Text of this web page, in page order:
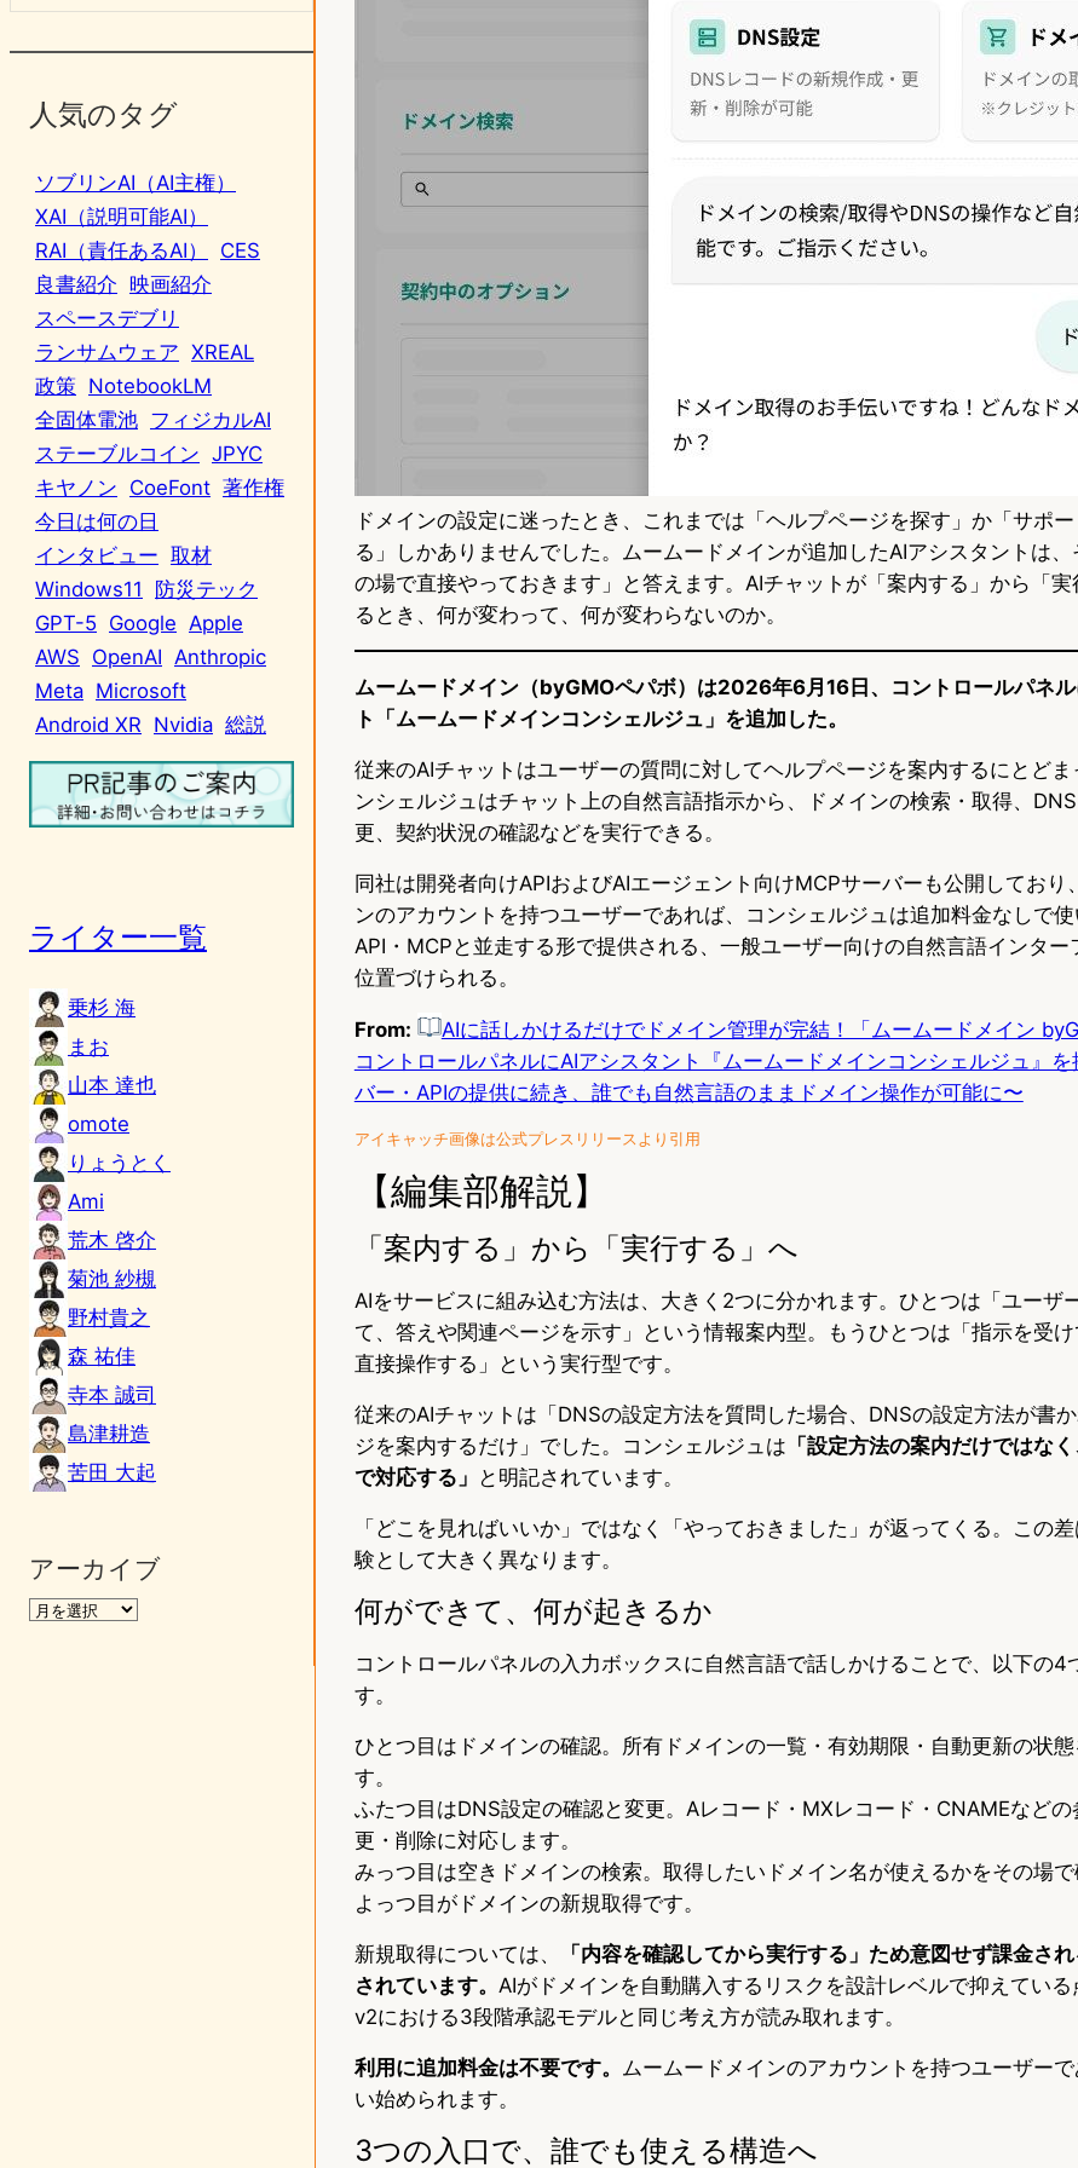
人気のタグ
ソブリンAI（AI主権）
XAI（説明可能AI）
RAI（責任あるAI）
CES
良書紹介 映画紹介
スペースデブリ
ランサムウェア XREAL
政策 NotebookLM
全固体電池 フィジカルAI
ステーブルコイン JPYC
キヤノン CoeFont 著作権
今日は何の日
インタビュー 取材
Windows11
防災テック
GPT-5 Google Apple
AWS OpenAI Anthropic
Meta Microsoft
Android XR Nvidia 総説
ライター一覧
乗杉 海
まお
山本 達也
omote
りょうとく
Ami
荒木 啓介
菊池 紗槻
野村貴之
森 祐佳
寺本 誠司
島津耕造
苦田 大起
アーカイブ
ドメインの設定に迷ったとき、これまでは「ヘルプページを探す」か「サポ
る」しかありませんでした。ムームードメインが追加したAIアシスタントは
の場で直接やっておきます」と答えます。AIチャットが「案内する」から「
るとき、何が変わって、何が変わらないのか。
ムームードメイン（byGMOペパボ）は2026年6月16日、コントロールパネ
ト「ムームードメインコンシェルジュ」を追加した。
従来のAIチャットはユーザーの質問に対してヘルプページを案内するにとどま
ンシェルジュはチャット上の自然言語指示から、ドメインの検索・取得、
更、契約状況の確認などを実行できる。
同社は開発者向けAPIおよびAIエージェント向けMCPサーバーも公開しており
ンのアカウントを持つユーザーであれば、コンシェルジュは追加料金なしで使
API・MCPと並走する形で提供される、一般ユーザー向けの自然言語インター
位置づけられる。
From:
AIに話しかけるだけでドメイン管理が完結！「ムームードメイン
コントロールパネルにAIアシスタント『ムームードメインコンシェルジュ』
バー・APIの提供に続き、誰でも自然言語のままドメイン操作が可能に〜
アイキャッチ画像は公式プレスリリースより引用
【編集部解説】
「案内する」から「実行する」へ
AIをサービスに組み込む方法は、大きく2つに分かれます。ひとつは「ユーザ
て、答えや関連ページを示す」という情報案内型。もうひとつは「指示を受
直接操作する」という実行型です。
従来のAIチャットは「DNSの設定方法を質問した場合、DNSの設定方法が書
ジを案内するだけ」でした。コンシェルジュは 「設定方法の案内だけではな
で対応する」 と明記されています。
「どこを見ればいいか」ではなく「やっておきました」が返ってくる。この
験として大きく異なります。
何ができて、何が起きるか
コントロールパネルの入力ボックスに自然言語で話しかけることで、以下の4
す。
ひとつ目はドメインの確認。所有ドメインの一覧・有効期限・自動更新の状態
す。
ふたつ目はDNS設定の確認と変更。Aレコード・MXレコード・CNAMEなど
更・削除に対応します。
みっつ目は空きドメインの検索。取得したいドメイン名が使えるかをその場で
よっつ目がドメインの新規取得です。
新規取得については、
「内容を確認してから実行する」ため意図せず課金さ
されています。 AIがドメインを自動購入するリスクを設計レベルで抑えている
v2における3段階承認モデルと同じ考え方が読み取れます。
利用に追加料金は不要です。
ムームードメインのアカウントを持つユーザー
い始められます。
3つの入口で、誰でも使える構造へ